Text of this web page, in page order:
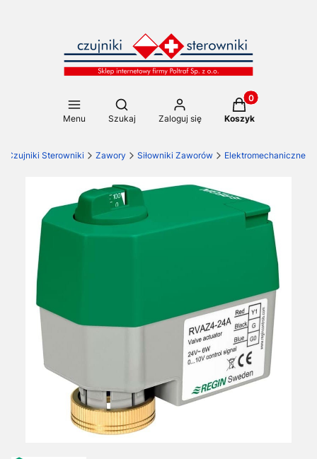
Menu
Otwórz wyszukiwarkę
Szukaj Zaloguj się
Produkty w
Koszyk
Czujniki Sterowniki Zawory Siłowniki Zaworów Elektromechaniczne